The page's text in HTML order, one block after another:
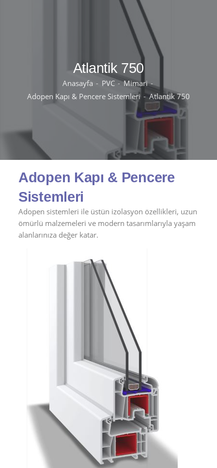
Atlantik 750
Anasayfa PVC
Mimari
Adopen Kapı & Pencere Sistemleri
Atlantik 750
Adopen Kapı & Pencere
Sistemleri
Adopen sistemleri ile üstün izolasyon özellikleri, uzun
ömürlü malzemeleri ve modern tasarımlarıyla yaşam
alanlarınıza değer katar.